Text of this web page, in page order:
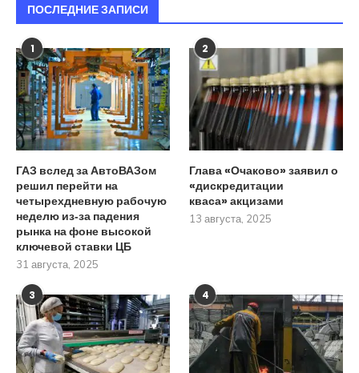
ПОСЛЕДНИЕ ЗАПИСИ
1
ГАЗ вслед за АвтоВАЗом
решил перейти на
четырехдневную рабочую
неделю из‑за падения
рынка на фоне высокой
ключевой ставки ЦБ
31 августа, 2025
2
Глава «Очаково» заявил о
«дискредитации
кваса» акцизами
13 августа, 2025
3 4